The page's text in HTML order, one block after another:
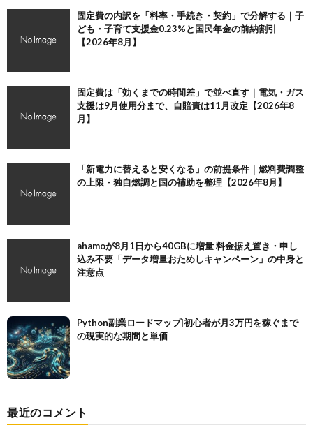
固定費の内訳を「料率・手続き・契約」で分解する｜子
ども・子育て支援金0.23%と国民年金の前納割引
【2026年8月】
固定費は「効くまでの時間差」で並べ直す｜電気・ガス
支援は9月使用分まで、自賠責は11月改定【2026年8
月】
「新電力に替えると安くなる」の前提条件｜燃料費調整
の上限・独自燃調と国の補助を整理【2026年8月】
ahamoが8月1日から40GBに増量 料金据え置き・申し
込み不要「データ増量おためしキャンペーン」の中身と
注意点
Python副業ロードマップ|初心者が月3万円を稼ぐまで
の現実的な期間と単価
最近のコメント